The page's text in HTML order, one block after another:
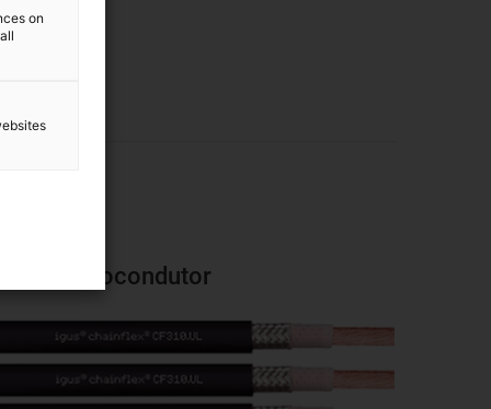
Cabo monocondutor
on